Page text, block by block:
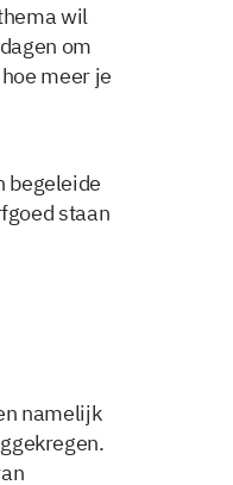
wil
om
meer je
begeleide
staan
namelijk